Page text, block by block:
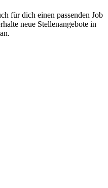
für dich einen passenden Job
neue Stellenangebote in